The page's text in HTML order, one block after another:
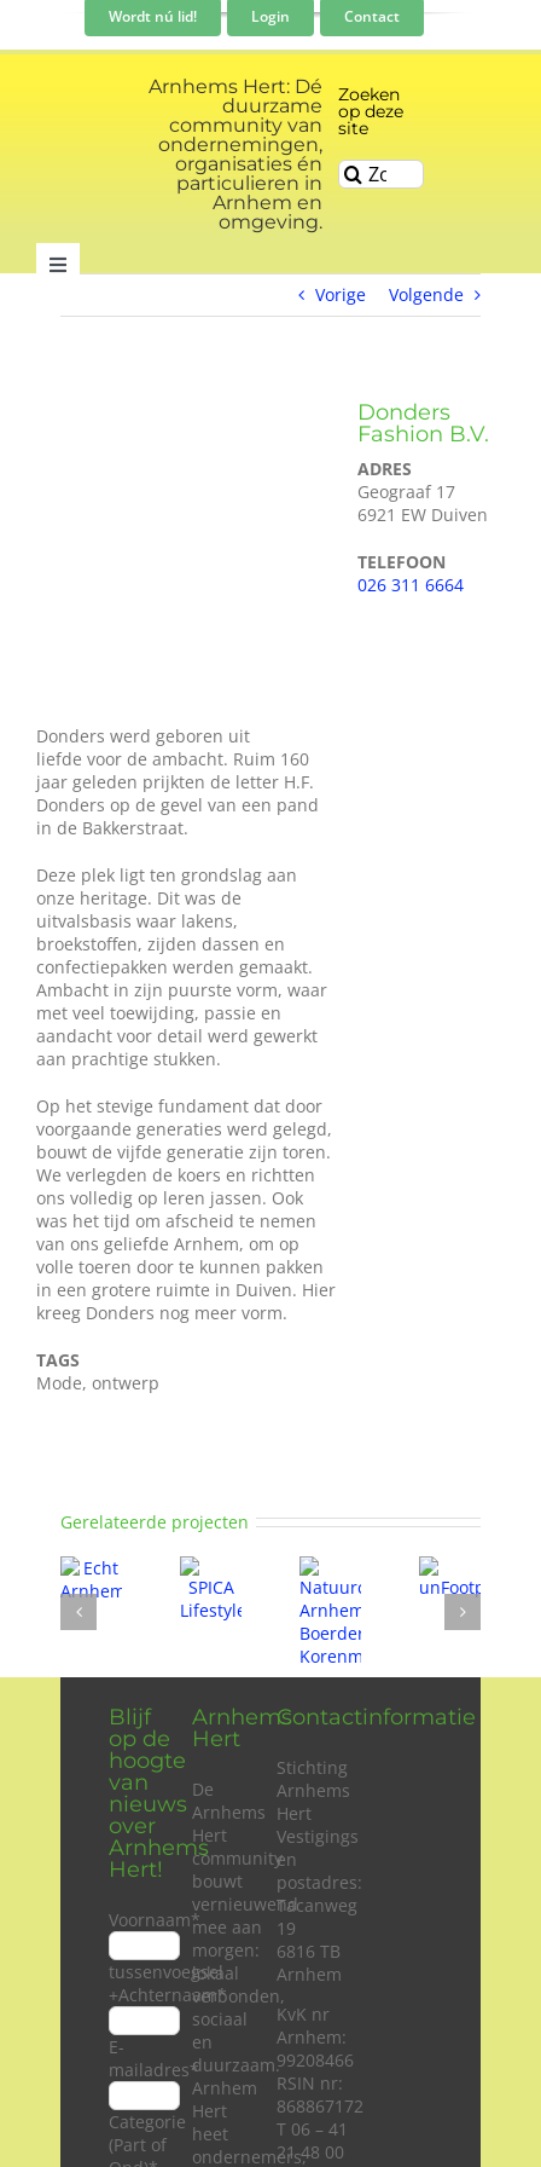
inhoud
Wordt nú lid! Login Contact
Arnhems Hert: Dé
duurzame
community van
ondernemingen,
organisaties én
particulieren in
Arnhem en
omgeving.
Zoeken
op deze
site
Zoeken
naar:
Toggle
Community
Vacatures
Vorige Volgende
Donders werd geboren uit
liefde voor de ambacht. Ruim 160
jaar geleden prijkten de letter H.F.
Donders op de gevel van een pand
in de Bakkerstraat.
Deze plek ligt ten grondslag aan
onze heritage. Dit was de
uitvalsbasis waar lakens,
broekstoffen, zijden dassen en
confectiepakken werden gemaakt.
Ambacht in zijn puurste vorm, waar
met veel toewijding, passie en
aandacht voor detail werd gewerkt
aan prachtige stukken.
Op het stevige fundament dat door
voorgaande generaties werd gelegd,
bouwt de vijfde generatie zijn toren.
We verlegden de koers en richtten
ons volledig op leren jassen. Ook
was het tijd om afscheid te nemen
van ons geliefde Arnhem, om op
volle toeren door te kunnen pakken
in een grotere ruimte in Duiven. Hier
kreeg Donders nog meer vorm.
TAGS
Mode, ontwerp
Donders
Fashion B.V.
ADRES
Geograaf 17
6921 EW Duiven
TELEFOON
026 311 6664
Gerelateerde projecten
Blijf
op de
hoogte
van
nieuws
over
Arnhems
Hert!
Voornaam*
tussenvoegsel
+Achternaam*
E-
mailadres*
Categorie
(Part of
Arnhems
Hert
De
Arnhems
Hert
community
bouwt
vernieuwend
mee aan
morgen:
lokaal
verbonden,
sociaal
en
duurzaam.
Arnhem
Hert
heet
ondernemers,
Contactinformatie
Stichting
Arnhems
Hert
Vestigings
en
postadres:
Tacanweg
19
6816 TB
Arnhem
KvK nr
Arnhem:
99208466
RSIN nr:
868867172
T 06 – 41
21 48 00